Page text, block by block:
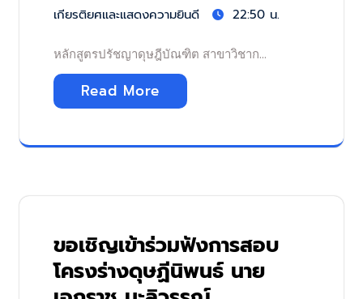
เกียรติยศและแสดงความยินดี
22:50 น.
หลักสูตรปรัชญาดุษฎีบัณฑิต สาขาวิชาก…
Read More
ขอเชิญเข้าร่วมฟังการสอบ
โครงร่างดุษฏีนิพนธ์ นาย